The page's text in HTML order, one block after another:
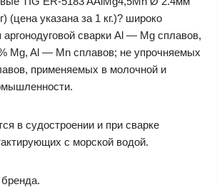
(цена указана за 1 кг.)? широко
сварки Al — Mg сплавов,
Mg, Al — Mn сплавов; не упрочняемых
применяемых в молочной и
в судостроении и при сварке
с морской водой.